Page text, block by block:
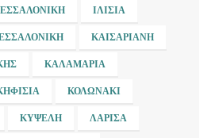
ΙΛΊΣΙΑ
ΚΑΙΣΑΡΙΑΝΉ
ΚΑΛΑΜΑΡΙΆ
ΚΟΛΩΝΆΚΙ
ΚΥΨΈΛΗ ΛΆΡΙΣΑ